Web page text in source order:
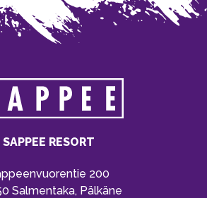
SAPPEE RESORT
200
Salmentaka, Pälkäne